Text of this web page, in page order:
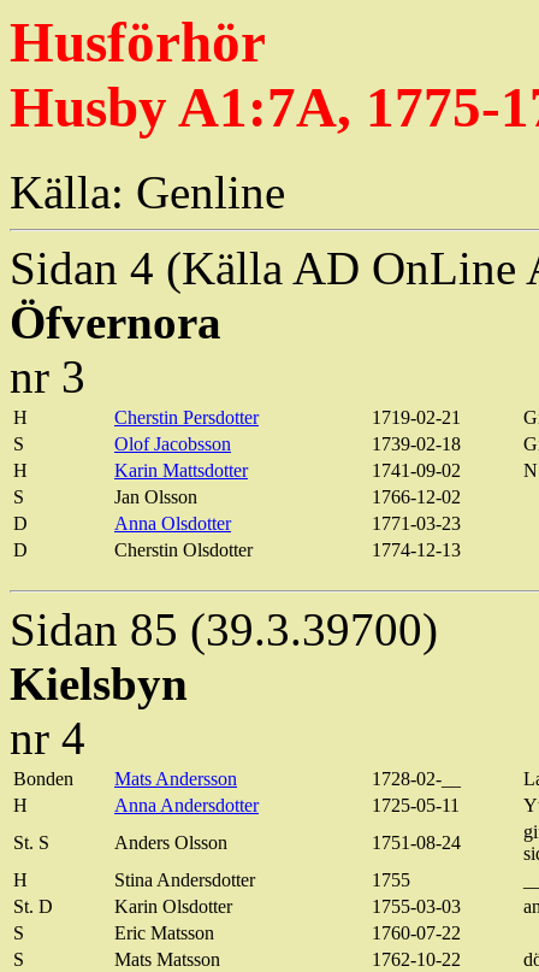
Husförhör
Husby A1:7A, 1775-
Källa: Genline
Sidan 4 (Källa AD OnLine
Öfvernora
nr 3
H Cherstin Persdotter 1719-02-21
S
Olof Jacobsson 1739-02-18
H
Karin Mattsdotter 1741-09-02
S
Jan Olsson
1766-12-02
D
Anna Olsdotter
1771-03-23
D
Cherstin Olsdotter 1774-12-13
Sidan 85 (39.3.39700)
Kielsbyn
nr 4
Bonden Mats Andersson 1728-02-__
H
Anna Andersdotter 1725-05-11
St. S
Anders Olsson 1751-08-24
H
Stina Andersdotter 1755
St. D
Karin Olsdotter 1755-03-03
S
Eric Matsson
1760-07-22
S
Mats Matsson 1762-10-22